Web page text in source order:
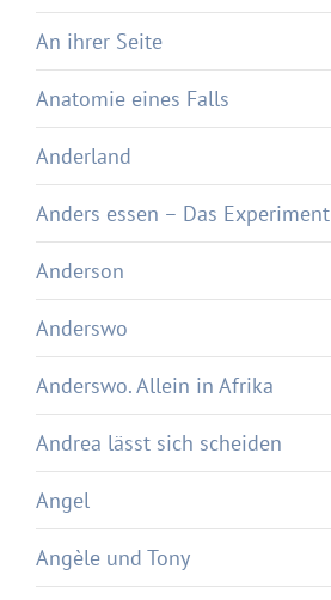
An ihrer Seite
Anatomie eines Falls
Anderland
Anders essen – Das Experiment
Anderson
Anderswo
Anderswo. Allein in Afrika
Andrea lässt sich scheiden
Angel
Angèle und Tony